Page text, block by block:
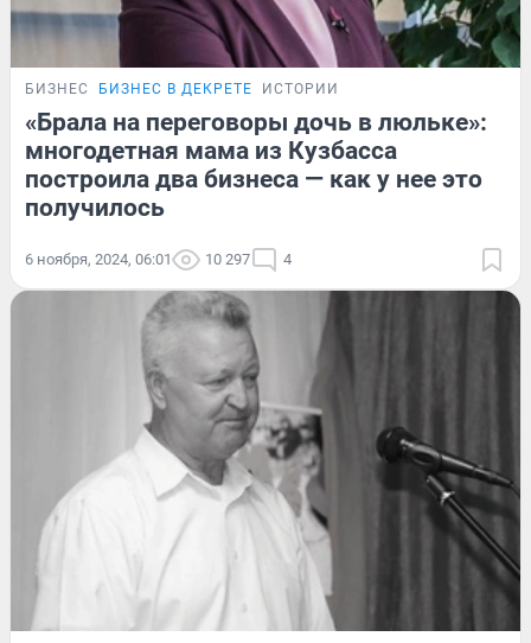
БИЗНЕС БИЗНЕС В ДЕКРЕТЕ ИСТОРИИ
«Брала на переговоры дочь в люльке»:
многодетная мама из Кузбасса
построила два бизнеса — как у нее это
получилось
6 ноября, 2024, 06:01 10 297 4